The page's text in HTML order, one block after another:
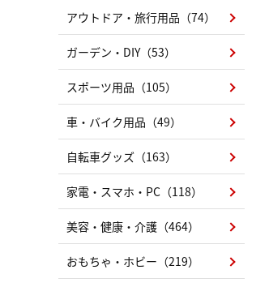
アウトドア・旅行用品（74）
ガーデン・DIY（53）
スポーツ用品（105）
車・バイク用品（49）
自転車グッズ（163）
家電・スマホ・PC（118）
美容・健康・介護（464）
おもちゃ・ホビー（219）